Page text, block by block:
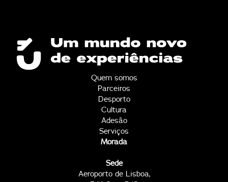
Quem somos
Parceiros
Desporto
Cultura
Adesão
Serviços
Morada
Sede
Aeroporto de Lisboa,